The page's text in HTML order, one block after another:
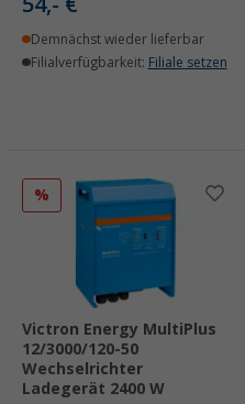
Demnächst wieder lieferbar
Filialverfügbarkeit: Filiale setzen
%
Victron Energy MultiPlus
12/3000/120-50
Wechselrichter
Ladegerät 2400 W